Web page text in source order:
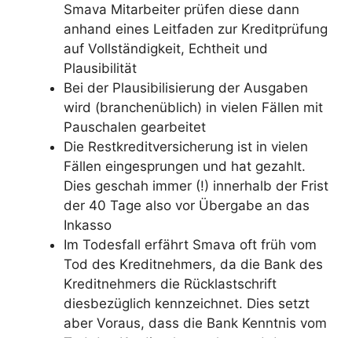
Smava Mitarbeiter prüfen diese dann
anhand eines Leitfaden zur Kreditprüfung
auf Vollständigkeit, Echtheit und
Plausibilität
Bei der Plausibilisierung der Ausgaben
wird (branchenüblich) in vielen Fällen mit
Pauschalen gearbeitet
Die Restkreditversicherung ist in vielen
Fällen eingesprungen und hat gezahlt.
Dies geschah immer (!) innerhalb der Frist
der 40 Tage also vor Übergabe an das
Inkasso
Im Todesfall erfährt Smava oft früh vom
Tod des Kreditnehmers, da die Bank des
Kreditnehmers die Rücklastschrift
diesbezüglich kennzeichnet. Dies setzt
aber Voraus, dass die Bank Kenntnis vom